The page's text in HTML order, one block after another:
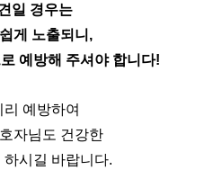
일 경우는
게 노출되니,
예방해 주셔야 합니다!
리 예방하여
자님도 건강한
하시길 바랍니다.